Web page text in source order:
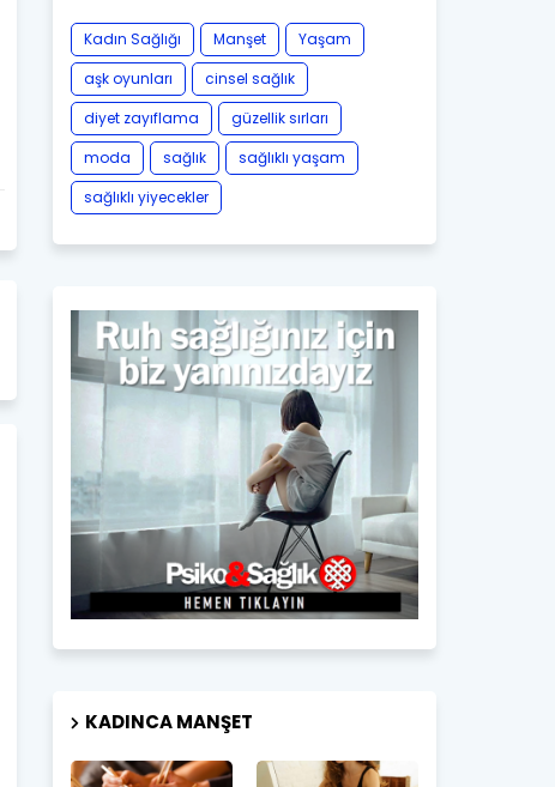
Kadın Sağlığı Manşet
Yaşam
aşk oyunları
cinsel sağlık
diyet zayıflama
güzellik sırları
moda
sağlık
sağlıklı yaşam
sağlıklı yiyecekler
KADINCA MANŞET